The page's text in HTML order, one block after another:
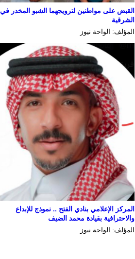
القبض على مواطنين لترويجهما الشبو المخدر في
الشرقية
المؤلف: الواحة نيوز
المركز الإعلامي بنادي الفتح .. نموذج للإبداع
والاحترافية بقيادة محمد الضيف
المؤلف: الواحة نيوز